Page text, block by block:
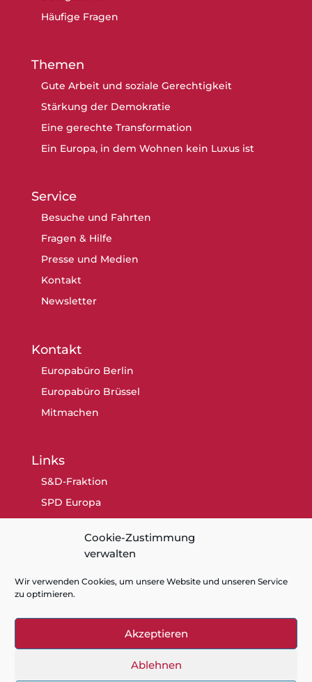
Cookie-Zustimmung
verwalten
Wir verwenden Cookies, um unsere Website und unseren Service
zu optimieren.
Akzeptieren
Ablehnen
Häufige Fragen
Themen
Gute Arbeit und soziale Gerechtigkeit
Stärkung der Demokratie
Eine gerechte Transformation
Ein Europa, in dem Wohnen kein Luxus ist
Service
Besuche und Fahrten
Fragen & Hilfe
Presse und Medien
Kontakt
Newsletter
Kontakt
Europabüro Berlin
Europabüro Brüssel
Mitmachen
Links
S&D-Fraktion
SPD Europa
Datenschutz
Cookie-Richtlinie (EU)